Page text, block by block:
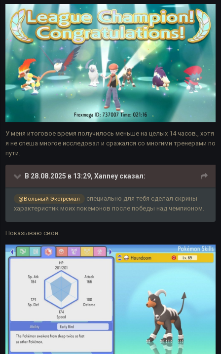
У меня итоговое время получилось меньше на целых 14 часов., хотя
я не спеша многое исследовал и сражался со многими тренерами по
пути.
В 28.08.2025 в 13:29, Xanney сказал:
@Вольный Экстремал
специально для тебя сделал скрины
характеристик моих покемонов после победы над чемпионом.
Показываю свои.